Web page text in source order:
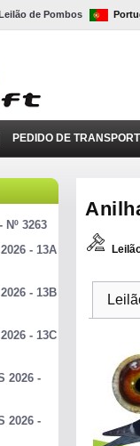
de Pombos
PEDIDO DE
Nº 3263
- 13A
- 13B
- 13C
2026 -
2026 -